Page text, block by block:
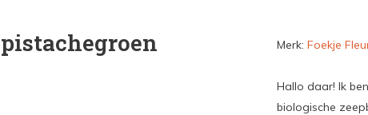
Merk: Foekje
Hallo daar! Ik
biologische